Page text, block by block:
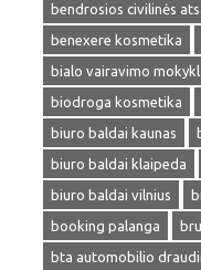
bendrosios civilinės
benexere kosmetika
bialo vairavimo
biodroga kosmetika
biuro baldai kaunas
biuro baldai klaipeda
biuro baldai vilnius
booking palanga
bta automobilio